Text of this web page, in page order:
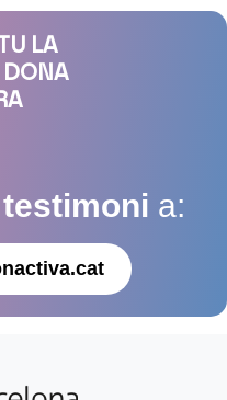
LA
DONA
testimoni a: